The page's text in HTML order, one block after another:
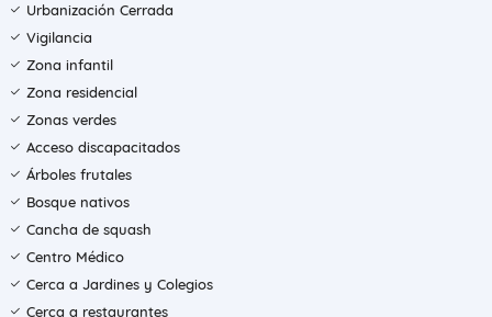
Urbanización Cerrada
Vigilancia
Zona infantil
Zona residencial
Zonas verdes
Acceso discapacitados
Árboles frutales
Bosque nativos
Cancha de squash
Centro Médico
Cerca a Jardines y Colegios
Cerca a restaurantes